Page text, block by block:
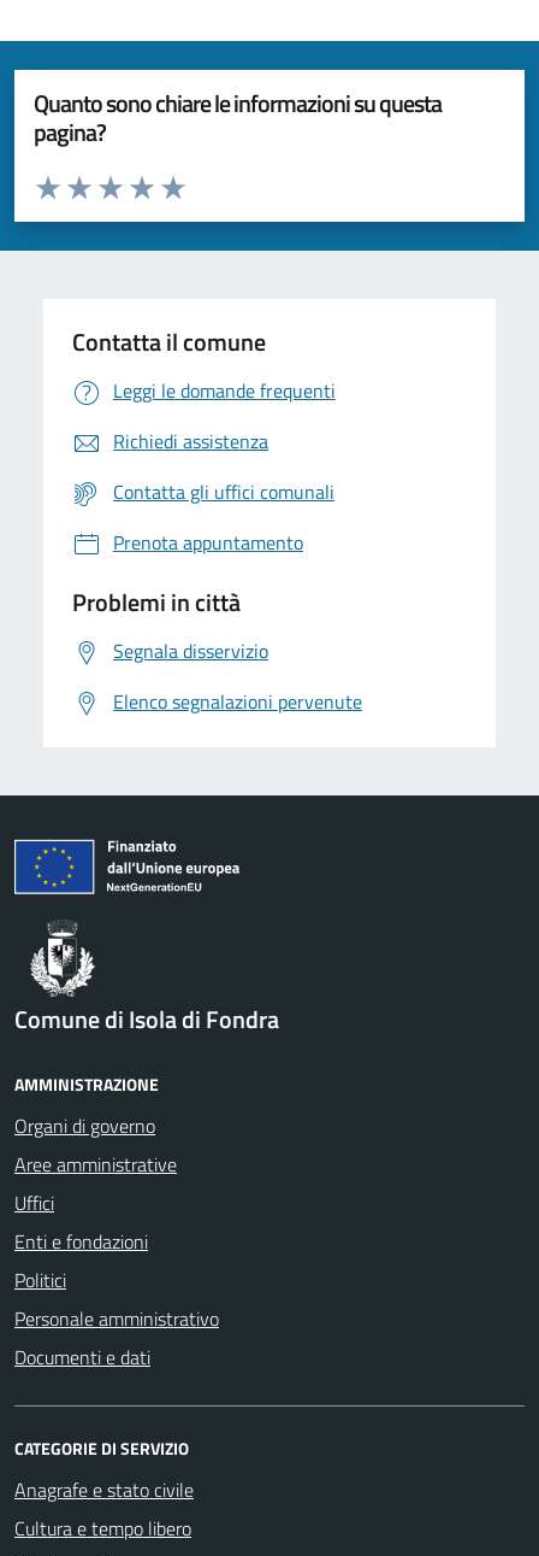
Quanto sono chiare le informazioni su questa
pagina?
Valuta da 1 a 5 stelle la pagina
Valuta 5 stelle su 5
Valuta 4 stelle su 5
Valuta 3 stelle su 5
Valuta 2 stelle su 5
Valuta 1 stelle su 5
Contatta il comune
Leggi le domande frequenti
Richiedi assistenza
Contatta gli uffici comunali
Prenota appuntamento
Problemi in città
Segnala disservizio
Elenco segnalazioni pervenute
Comune di Isola di Fondra
AMMINISTRAZIONE
Organi di governo
Aree amministrative
Uffici
Enti e fondazioni
Politici
Personale amministrativo
Documenti e dati
CATEGORIE DI SERVIZIO
Anagrafe e stato civile
Cultura e tempo libero